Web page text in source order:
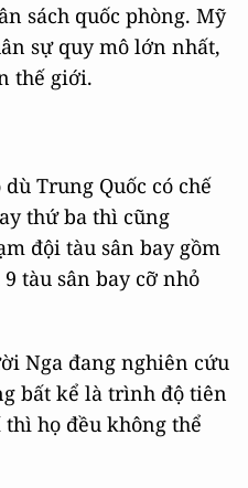
sách quốc phòng. Mỹ
sự quy mô lớn nhất,
thế giới.
Trung Quốc có chế
thứ ba thì cũng
đội tàu sân bay gồm
tàu sân bay cỡ nhỏ
Nga đang nghiên cứu
bất kể là trình độ tiên
họ đều không thể